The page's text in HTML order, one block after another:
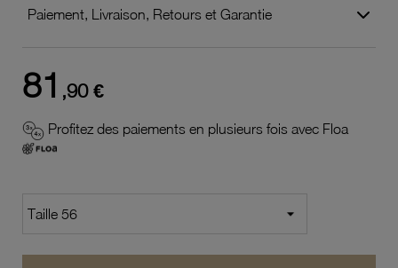
Paiement, Livraison, Retours et Garantie
81 ,90 €
Profitez des paiements en plusieurs fois avec Floa